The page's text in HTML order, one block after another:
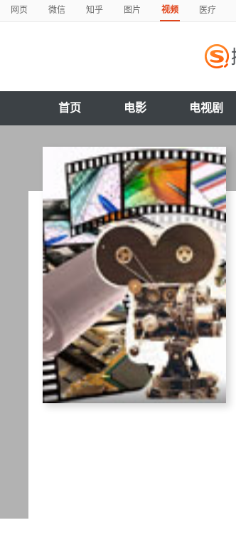
网页 微信 知乎 图片 视频 医疗
首页 电影 电视剧